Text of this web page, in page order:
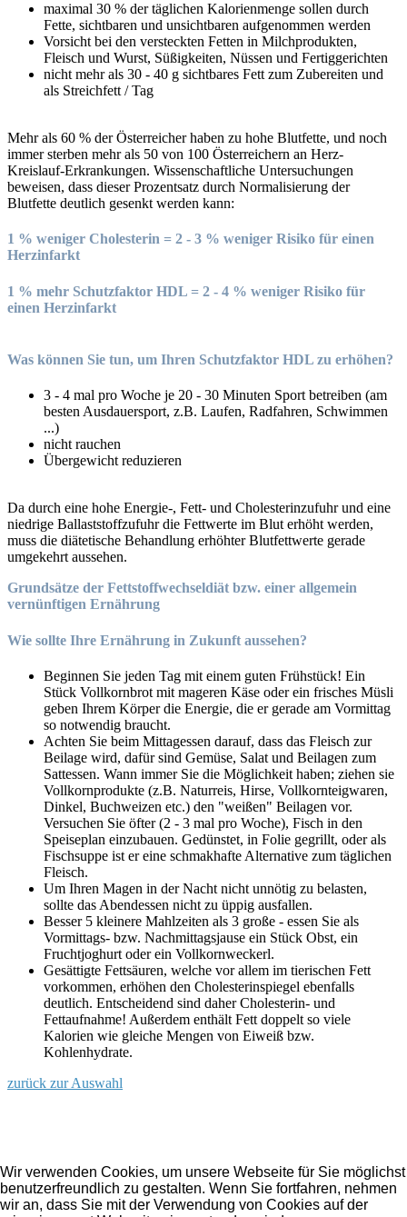
maximal 30 % der täglichen Kalorienmenge sollen durch
Fette, sichtbaren und unsichtbaren aufgenommen werden
Vorsicht bei den versteckten Fetten in Milchprodukten,
Fleisch und Wurst, Süßigkeiten, Nüssen und Fertiggerichten
nicht mehr als 30 - 40 g sichtbares Fett zum Zubereiten und
als Streichfett / Tag
Mehr als 60 % der Österreicher haben zu hohe Blutfette, und noch
immer sterben mehr als 50 von 100 Österreichern an Herz-
Kreislauf-Erkrankungen. Wissenschaftliche Untersuchungen
beweisen, dass dieser Prozentsatz durch Normalisierung der
Blutfette deutlich gesenkt werden kann:
1 % weniger Cholesterin = 2 - 3 % weniger Risiko für einen
Herzinfarkt
1 % mehr Schutzfaktor HDL = 2 - 4 % weniger Risiko für
einen Herzinfarkt
Was können Sie tun, um Ihren Schutzfaktor HDL zu erhöhen?
3 - 4 mal pro Woche je 20 - 30 Minuten Sport betreiben (am
besten Ausdauersport, z.B. Laufen, Radfahren, Schwimmen
...)
nicht rauchen
Übergewicht reduzieren
Da durch eine hohe Energie-, Fett- und Cholesterinzufuhr und eine
niedrige Ballaststoffzufuhr die Fettwerte im Blut erhöht werden,
muss die diätetische Behandlung erhöhter Blutfettwerte gerade
umgekehrt aussehen.
Grundsätze der Fettstoffwechseldiät bzw. einer allgemein
vernünftigen Ernährung
Wie sollte Ihre Ernährung in Zukunft aussehen?
Beginnen Sie jeden Tag mit einem guten Frühstück! Ein
Stück Vollkornbrot mit mageren Käse oder ein frisches Müsli
geben Ihrem Körper die Energie, die er gerade am Vormittag
so notwendig braucht.
Achten Sie beim Mittagessen darauf, dass das Fleisch zur
Beilage wird, dafür sind Gemüse, Salat und Beilagen zum
Sattessen. Wann immer Sie die Möglichkeit haben; ziehen sie
Vollkornprodukte (z.B. Naturreis, Hirse, Vollkornteigwaren,
Dinkel, Buchweizen etc.) den "weißen" Beilagen vor.
Versuchen Sie öfter (2 - 3 mal pro Woche), Fisch in den
Speiseplan einzubauen. Gedünstet, in Folie gegrillt, oder als
Fischsuppe ist er eine schmakhafte Alternative zum täglichen
Fleisch.
Um Ihren Magen in der Nacht nicht unnötig zu belasten,
sollte das Abendessen nicht zu üppig ausfallen.
Besser 5 kleinere Mahlzeiten als 3 große - essen Sie als
Vormittags- bzw. Nachmittagsjause ein Stück Obst, ein
Fruchtjoghurt oder ein Vollkornweckerl.
Gesättigte Fettsäuren, welche vor allem im tierischen Fett
vorkommen, erhöhen den Cholesterinspiegel ebenfalls
deutlich. Entscheidend sind daher Cholesterin- und
Fettaufnahme! Außerdem enthält Fett doppelt so viele
Kalorien wie gleiche Mengen von Eiweiß bzw.
Kohlenhydrate.
zurück zur Auswahl
Wir verwenden Cookies, um unsere Webseite für Sie möglichst
benutzerfreundlich zu gestalten. Wenn Sie fortfahren, nehmen
wir an, dass Sie mit der Verwendung von Cookies auf der